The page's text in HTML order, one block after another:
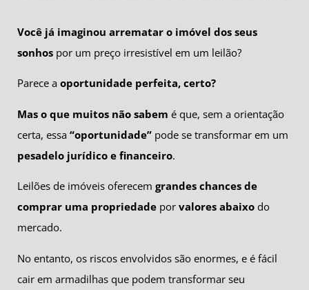
Você já imaginou arrematar o imóvel dos seus
sonhos por um preço irresistível em um leilão?
Parece a oportunidade perfeita, certo?
Mas o que muitos não sabem é que, sem a orientação
certa, essa “oportunidade” pode se transformar em um
pesadelo jurídico e financeiro.
Leilões de imóveis oferecem grandes chances de
comprar uma propriedade por valores abaixo do
mercado.
No entanto, os riscos envolvidos são enormes, e é fácil
cair em armadilhas que podem transformar seu